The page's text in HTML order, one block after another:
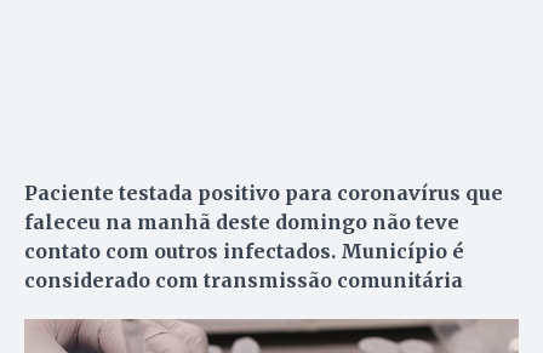
Paciente testada positivo para coronavírus que
faleceu na manhã deste domingo não teve
contato com outros infectados. Município é
considerado com transmissão comunitária